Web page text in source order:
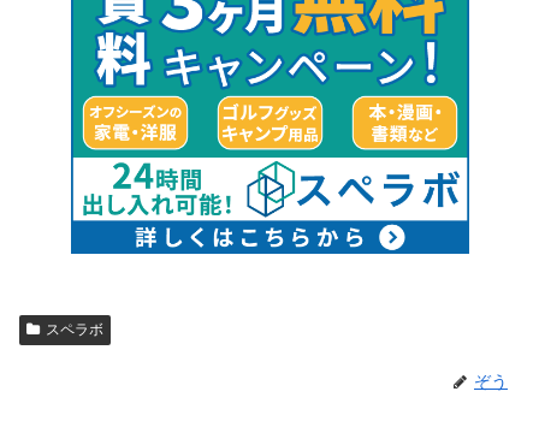
スペラボ
ぞう